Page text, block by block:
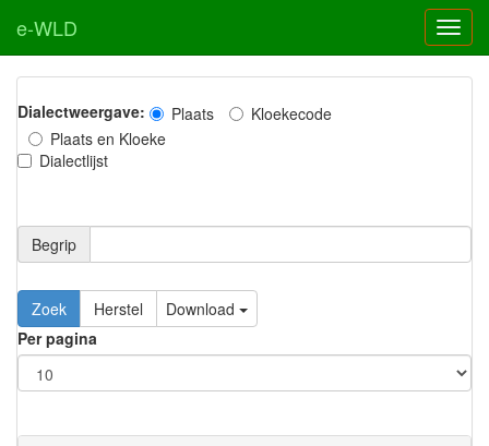
e-WLD
Dialectweergave: Plaats
Kloekecode
Plaats en Kloeke
Dialectlijst
Begrip
Zoek Herstel
Download
Per pagina